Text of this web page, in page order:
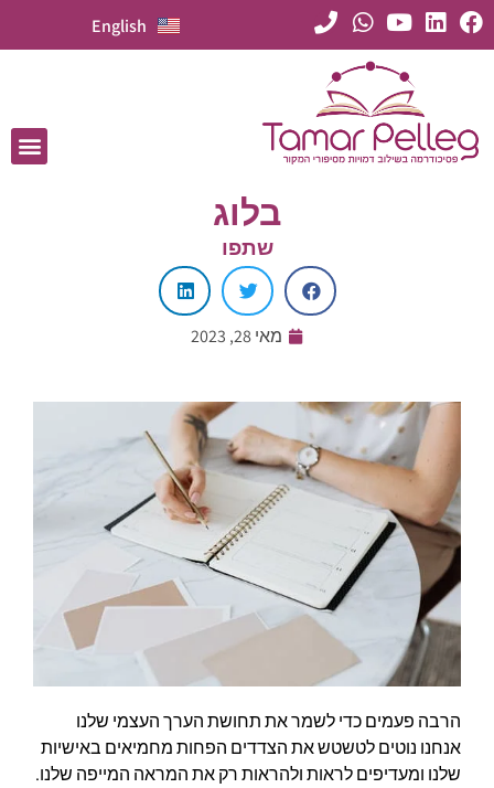
English
בלוג
שתפו
מאי 28, 2023
הרבה פעמים כדי לשמר את תחושת הערך העצמי שלנו
אנחנו נוטים לטשטש את הצדדים הפחות מחמיאים באישיות
שלנו ומעדיפים לראות ולהראות רק את המראה המייפה שלנו.